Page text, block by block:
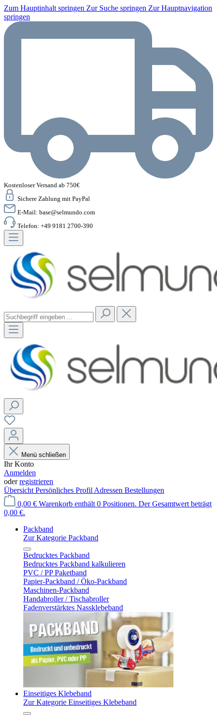
Zum Hauptinhalt springen Zur Suche springen Zur Hauptnavigation
springen
Kostenloser Versand ab 750€
Sichere Zahlung mit PayPal
E-Mail: base@selmundo.com
Telefon: +49 9181 2700-390
Menü schließen
Ihr Konto
Anmelden
oderregistrieren
Übersicht Persönliches Profil Adressen Bestellungen
0,00 € Warenkorb enthält 0 Positionen. Der Gesamtwert beträgt
0,00 €.
Packband
Zur Kategorie Packband
Bedrucktes Packband
Bedrucktes Packband kalkulieren
PVC / PP Paketband
Papier-Packband / Öko-Packband
Maschinen-Packband
Handabroller / Tischabroller
Fadenverstärktes Nassklebeband
Einseitiges Klebeband
Zur Kategorie Einseitiges Klebeband